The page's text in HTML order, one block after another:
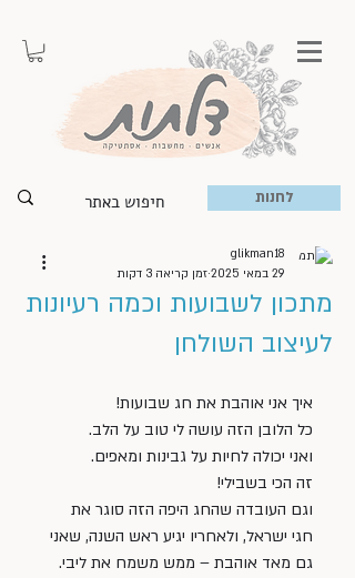
לחנות
מתכון לשבועות וכמה רעיונות
לעיצוב השולחן
glikman18
29 במאי 2025
זמן קריאה 3 דקות
איך אני אוהבת את חג שבועות!
כל הלובן הזה עושה לי טוב על הלב.
ואני יכולה לחיות על גבינות ומאפים.
זה הכי בשבילי!
וגם העובדה שהחג היפה הזה סוגר את
חגי ישראל, ולאחריו יגיע ראש השנה, שאני
גם מאד אוהבת – ממש משמח את ליבי.